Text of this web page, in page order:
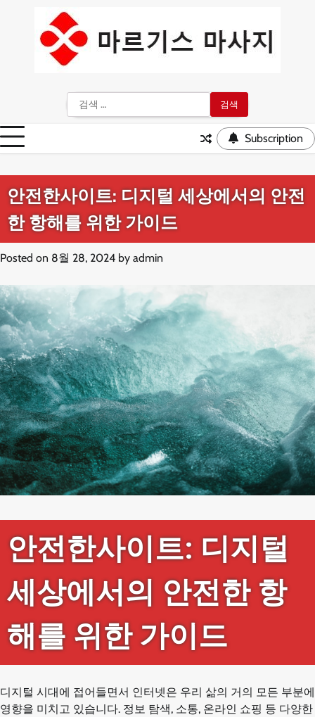
색:
Subscription
안전한사이트: 디지털 세상에서의 안전
한 항해를 위한 가이드
Posted on 8월 28, 2024 by admin
안전한사이트: 디지털
세상에서의 안전한 항
해를 위한 가이드
디지털 시대에 접어들면서 인터넷은 우리 삶의 거의 모든 부분에
영향을 미치고 있습니다. 정보 탐색, 소통, 온라인 쇼핑 등 다양한